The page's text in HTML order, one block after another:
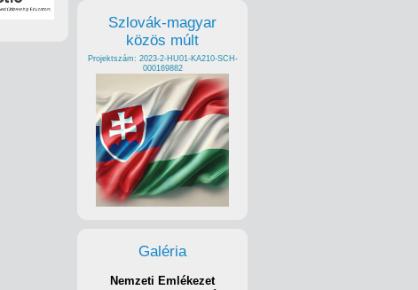
Szlovák-magyar
közös múlt
Projektszám: 2023-2-HU01-KA210-SCH-
000169882
Galéria
Nemzeti Emlékezet